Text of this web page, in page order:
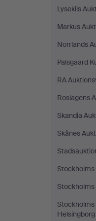
Lysekils
Markus
Norrlands
Palsgaard
RA
Roslagens
Skandia
Skånes
Stockholms
Helsingborg